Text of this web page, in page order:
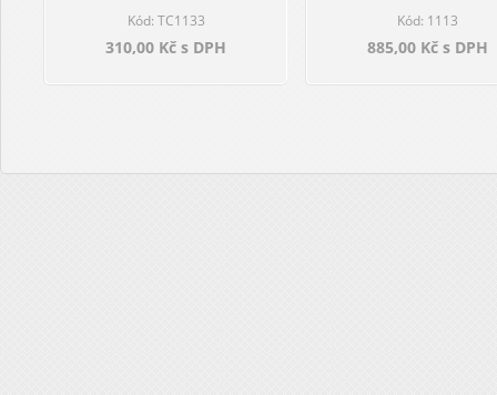
Kód: TC1133
310,00 Kč s DPH
Kód: 1113
885,00 Kč s DPH